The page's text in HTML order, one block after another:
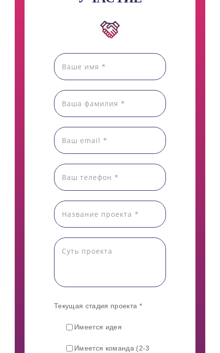
Текущая стадия проекта *
Имеется идея
Имеется команда (2-3